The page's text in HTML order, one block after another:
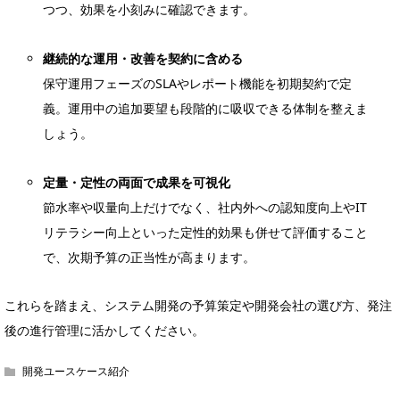
つつ、効果を小刻みに確認できます。
継続的な運用・改善を契約に含める
保守運用フェーズのSLAやレポート機能を初期契約で定
義。運用中の追加要望も段階的に吸収できる体制を整えま
しょう。
定量・定性の両面で成果を可視化
節水率や収量向上だけでなく、社内外への認知度向上やIT
リテラシー向上といった定性的効果も併せて評価すること
で、次期予算の正当性が高まります。
これらを踏まえ、システム開発の予算策定や開発会社の選び方、発注
後の進行管理に活かしてください。
開発ユースケース紹介